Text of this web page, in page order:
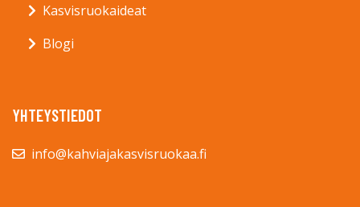
Kasvisruokaideat
Blogi
YHTEYSTIEDOT
info@kahviajakasvisruokaa.fi